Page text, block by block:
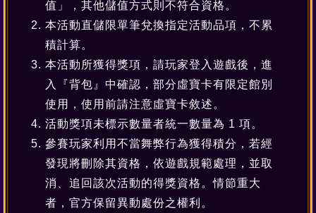
值」，其他儲值方式則不符合資格。
本活動直儲限單筆兌換指定活動品項，不累
積計算。
本活動所獲得獎項，請玩家登入遊戲後，進
入『背包』中確認，部分虛寶卡有限定館別
使用，使用前請注意虛寶卡敘述。
活動獎項未標示數量者統一數量為 1 項。
參賽玩家利用不當舞弊行為獲得積分，若經
發現將刪除其資格，依遊戲規範處理，並取
消、追回該次活動的得獎資格。情節重大
者，官方保留異動處份之權利。